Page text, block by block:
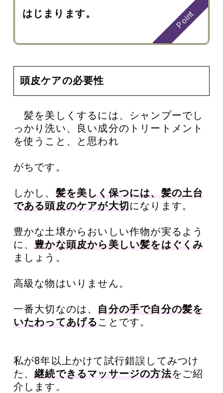
Point
はじまります。
頭皮ケアの必要性
髪を美しくするには、シャンプーでし
っかり洗い、良い成分のトリートメント
を使うこと、と思われ
がちです。
しかし、 髪を美しく保つには、髪の土台
である頭皮のケアが大切になります。
豊かな土壌からおいしい作物が実るよう
に、豊かな頭皮から美しい髪をはぐくみ
ましょう。
高級な物はいりません。
一番大切なのは、 自分の手で自分の髪を
いたわってあげることです。
私が8年以上かけて試行錯誤してみつけ
た、継続できるマッサージの方法をご紹
介します。